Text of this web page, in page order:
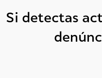
Si detectas